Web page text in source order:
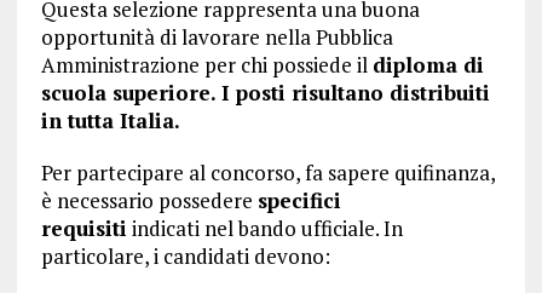
Questa selezione rappresenta una buona
opportunità di lavorare nella Pubblica
Amministrazione per chi possiede il diploma di
scuola superiore. I posti risultano distribuiti
in tutta Italia.
Per partecipare al concorso, fa sapere quifinanza,
è necessario possedere specifici
requisiti indicati nel bando ufficiale. In
particolare, i candidati devono: